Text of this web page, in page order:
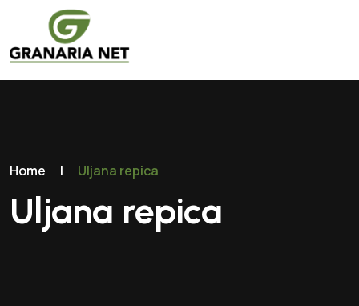
Home | Uljana repica
Uljana repica